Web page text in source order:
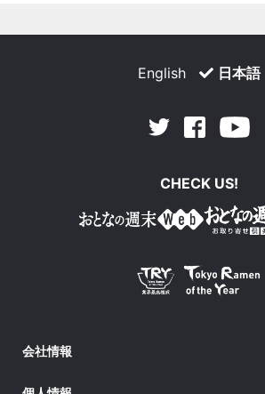
English 日本語
Twitter Facebook
CHECK US!
会社情報